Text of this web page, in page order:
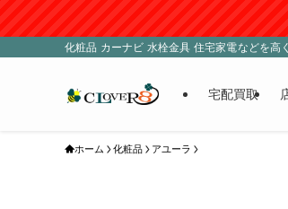
化粧品 カーナビ 水栓金具 住宅家電などを高
宅配買取
ホーム 化粧品 アユーラ